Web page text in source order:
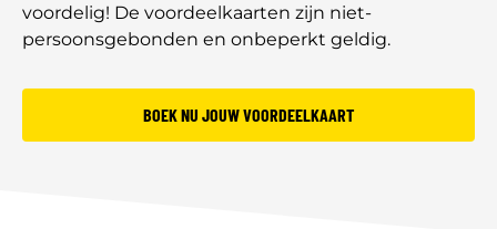
voordelig! De voordeelkaarten zijn niet-
persoonsgebonden en onbeperkt geldig.
BOEK NU JOUW VOORDEELKAART